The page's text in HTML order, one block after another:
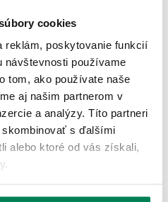
cookies
reklám, poskytovanie funkcií
návštevnosti používame
tom, ako používate naše
aj našim partnerom v
a analýzy. Títo partneri
s ďalšími
alebo ktoré od vás získali,
Zľava -13.05€